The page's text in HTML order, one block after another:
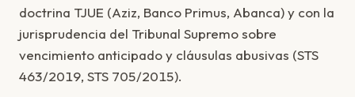
doctrina TJUE (Aziz, Banco Primus, Abanca) y con la
jurisprudencia del Tribunal Supremo sobre
vencimiento anticipado y cláusulas abusivas (STS
463/2019, STS 705/2015).